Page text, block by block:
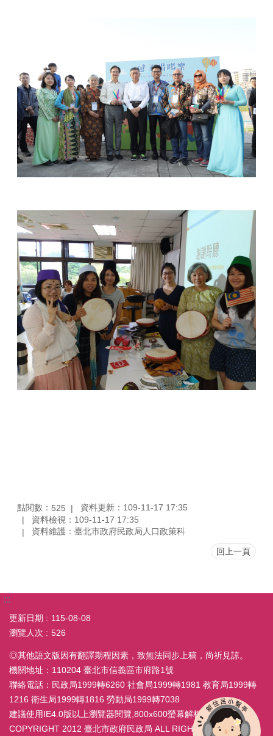
點閱數： 525
資料更新：109-11-17 17:35
資料檢視：109-11-17 17:35
資料維護：臺北市政府民政局人口政策科
回上一頁
:::
更新日期
115-08-08
瀏覽人次
526
◎其他語文版因有翻譯期程因素，致無法同步上稿，尚祈見諒。
機關地址：110204 臺北市信義區市府路1號
聯絡電話：民政局1999轉6260 社會局1999轉1981 教育局1999轉
1216 衛生局1999轉1816 勞動局1999轉7038
建議使用IE4.0版以上瀏覽器閱覽,800x600螢幕解析度
COPYRIGHT 2012 臺北市政府民政局 ALL RIGHT RESERVED